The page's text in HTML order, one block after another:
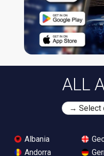
ALL
Albania
Andorra